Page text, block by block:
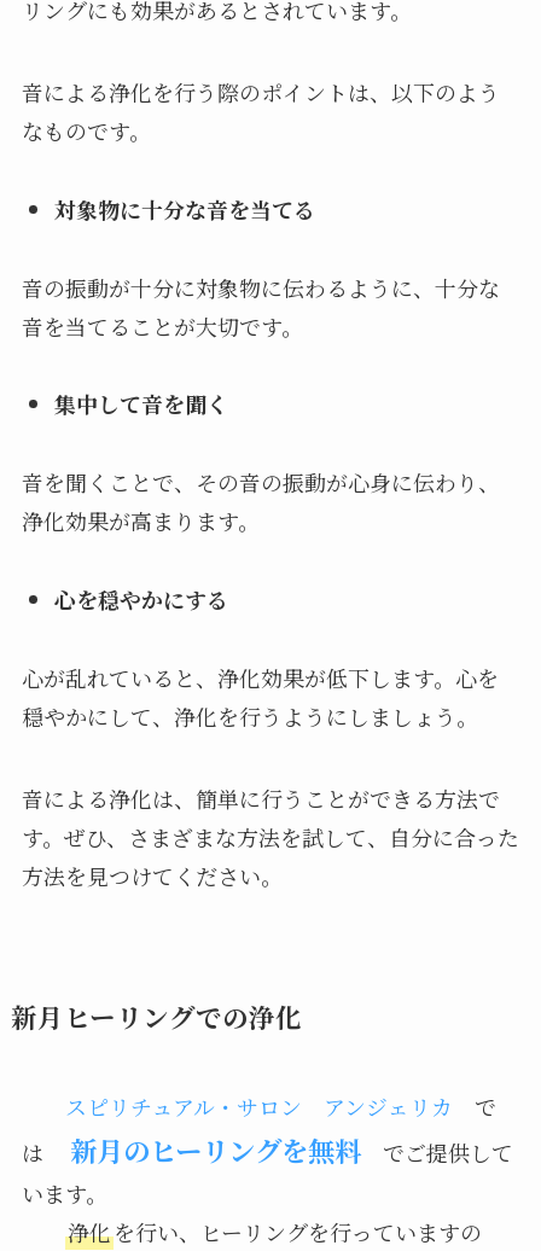
リングにも効果があるとされています。
音による浄化を行う際のポイントは、以下のよう
なものです。
対象物に十分な音を当てる
音の振動が十分に対象物に伝わるように、十分な
音を当てることが大切です。
集中して音を聞く
音を聞くことで、その音の振動が心身に伝わり、
浄化効果が高まります。
心を穏やかにする
心が乱れていると、浄化効果が低下します。心を
穏やかにして、浄化を行うようにしましょう。
音による浄化は、簡単に行うことができる方法で
す。ぜひ、さまざまな方法を試して、自分に合った
方法を見つけてください。
新月ヒーリングでの浄化
スピリチュアル・サロン アンジェリカ
で
は
新月のヒーリングを無料でご提供して
います。
浄化を行い、ヒーリングを行っていますの